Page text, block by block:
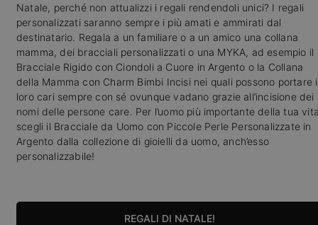
Natale, perché non attualizzi i regali rendendoli unici? I regali
personalizzati saranno sempre i più amati e ammirati dal
destinatario. Regala a un familiare o a un amico una collana
mamma, dei bracciali personalizzati o una MYKA, ad esempio il
Bracciale Rigido con Ciondoli a Cuore in Argento o la Collana
della Mamma con Charm Bimbi Incisi nei quali possono portare i
loro cari sempre con sé ovunque vadano grazie all’incisione dei
nomi delle persone care. Per l’uomo più importante della tua
scegli il Bracciale da Uomo con Piccole Perle Personalizzate in
Argento dalla collezione di gioielli da uomo, anch’esso
personalizzabile!
REGALI DI NATALE!